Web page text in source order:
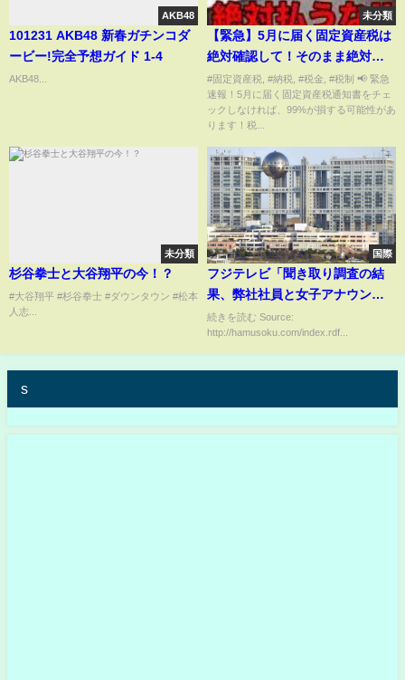
AKB48
101231 AKB48 新春ガチンコダ
ービー!完全予想ガイド 1-4
AKB48...
未分類
【緊急】5月に届く固定資産税は
絶対確認して！そのまま絶対に
払うと99%が損します！【納税/
税金/通知書】
#固定資産税, #納税, #税金, #税制 📢 緊急
速報！5月に届く固定資産税通知書をチェ
ックしなければ、99%が損する可能性があ
ります！税...
未分類
杉谷拳士と大谷翔平の今！？
#大谷翔平 #杉谷拳士 #ダウンタウン #松本
人志...
国際
フジテレビ「聞き取り調査の結
果、弊社社員と女子アナウンサ
ーと中居正広のスイートルーム
での懇親会はマジでありまし
た」
続きを読む Source:
http://hamusoku.com/index.rdf...
s